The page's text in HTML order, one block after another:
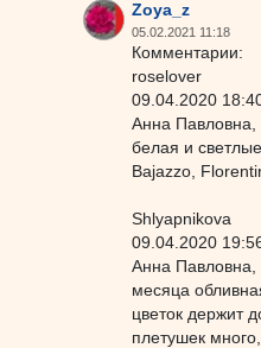
Zoya_z
05.02.2021 11:18
Комментарии:
roselover
09.04.2020
Анна Павловна,
белая и
Bajazzo,
Shlyapnikova
09.04.2020
Анна Павловна,
месяца
цветок держит
плетушек